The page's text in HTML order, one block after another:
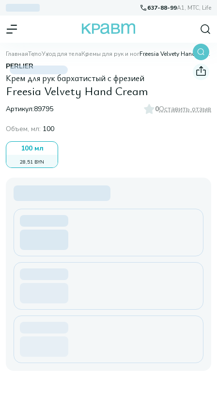
637-88-99A1, МТС, Life
ГлавнаяТелоУход для телаКремы для рук и ног Freesia Velvety Hand Cream
PERLIER
Крем для рук бархатистый с фрезией
Freesia Velvety Hand Cream
Артикул:89795 0Оставить отзыв
Объем, мл: 100
100 мл
28,51 BYN